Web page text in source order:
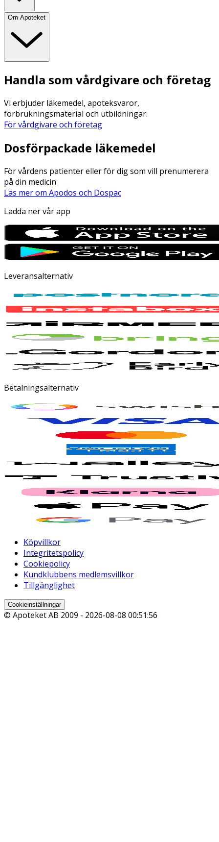
Om Apoteket
Handla som vårdgivare och företag
Vi erbjuder läkemedel, apoteksvaror,
förbrukningsmaterial och utbildningar.
För vårdgivare och företag
Dosförpackade läkemedel
För vårdens patienter eller för dig som vill prenumerera
på din medicin
Läs mer om Apodos och Dospac
Ladda ner vår app
Leveransalternativ
Betalningsalternativ
Köpvillkor
Integritetspolicy
Cookiepolicy
Kundklubbens medlemsvillkor
Tillgänglighet
Cookieinställningar
© Apoteket AB 2009 - 2026-08-08 00:51:56